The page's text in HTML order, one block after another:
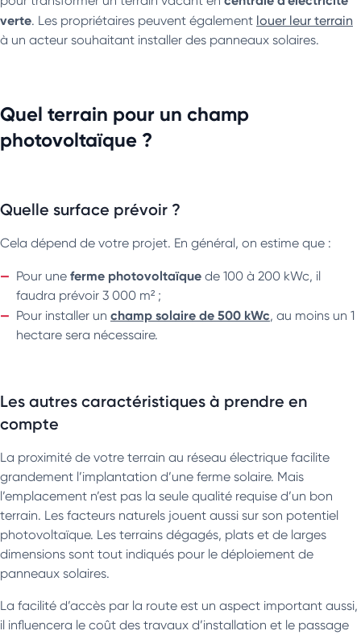
verte. Les propriétaires peuvent également louer leur terrain
à un acteur souhaitant installer des panneaux solaires.
Quel terrain pour un champ
photovoltaïque ?
Quelle surface prévoir ?
Cela dépend de votre projet. En général, on estime que :
Pour une ferme photovoltaïque de 100 à 200 kWc, il
faudra prévoir 3 000 m² ;
Pour installer un champ solaire de 500 kWc, au moins un 1
hectare sera nécessaire.
Les autres caractéristiques à prendre en
compte
La proximité de votre terrain au réseau électrique facilite
grandement l’implantation d’une ferme solaire. Mais
l’emplacement n’est pas la seule qualité requise d’un bon
terrain. Les facteurs naturels jouent aussi sur son potentiel
photovoltaïque. Les terrains dégagés, plats et de larges
dimensions sont tout indiqués pour le déploiement de
panneaux solaires.
La facilité d’accès par la route est un aspect important aussi,
il influencera le coût des travaux d’installation et le passage